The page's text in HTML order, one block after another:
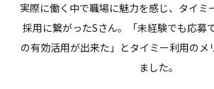
実際に働く中で職場に魅力を感じ、タイミ
採用に繋がったSさん。「未経験でも応募
の有効活用が出来た」とタイミー利用のメ
ました。